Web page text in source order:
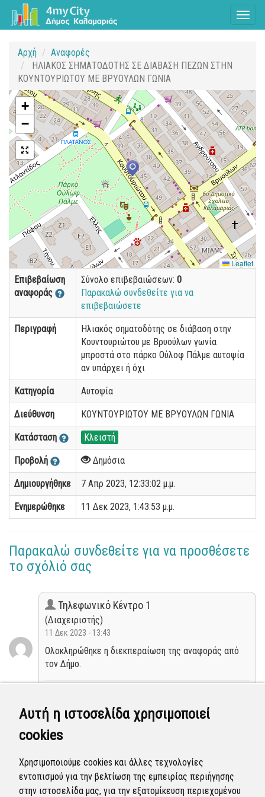
Αυτή η ιστοσελίδα χρησιμοποιεί
cookies
Χρησιμοποιούμε cookies και άλλες τεχνολογίες
εντοπισμού για την βελτίωση της εμπειρίας περιήγησης
στην ιστοσελίδα μας, για την εξατομίκευση περιεχομένου
Αρχή
Αναφορές
ΗΛΙΑΚΟΣ ΣΗΜΑΤΟΔΟΤΗΣ ΣΕ ΔΙΑΒΑΣΗ ΠΕΖΩΝ ΣΤΗΝ
ΚΟΥΝΤΟΥΡΙΩΤΟΥ ΜΕ ΒΡΥΟΥΛΩΝ ΓΩΝΙΑ
+
−
Leaflet
Επιβεβαίωση
αναφοράς
Σύνολο επιβεβαιώσεων: 0
Παρακαλώ συνδεθείτε για να
επιβεβαιώσετε
Περιγραφή
Ηλιακός σηματοδότης σε διάβαση στην
Κουντουριώτου με Βρυούλων γωνία
μπροστά στο πάρκο Ούλοφ Πάλμε αυτοψία
αν υπάρχει ή όχι
Κατηγορία Αυτοψία
Διεύθυνση ΚΟΥΝΤΟΥΡΙΩΤΟΥ ΜΕ ΒΡΥΟΥΛΩΝ ΓΩΝΙΑ
Κατάσταση Κλειστή
Προβολή Δημόσια
Δημιουργήθηκε 7 Απρ 2023, 12:33:02 μ.μ.
Ενημερώθηκε 11 Δεκ 2023, 1:43:53 μ.μ.
Παρακαλώ συνδεθείτε για να προσθέσετε
το σχόλιό σας
Τηλεφωνικό Κέντρο 1
(Διαχειριστής)
11 Δεκ 2023 - 13:43
Ολοκληρώθηκε η διεκπεραίωση της αναφοράς από
τον Δήμο.
(Επόπτης)
18 Απρ 2023 - 10:23
Η αναφορά προγραμματίστηκε να επιλυθεί. (αρ.
πρωτ: 21427/12-04-2023)